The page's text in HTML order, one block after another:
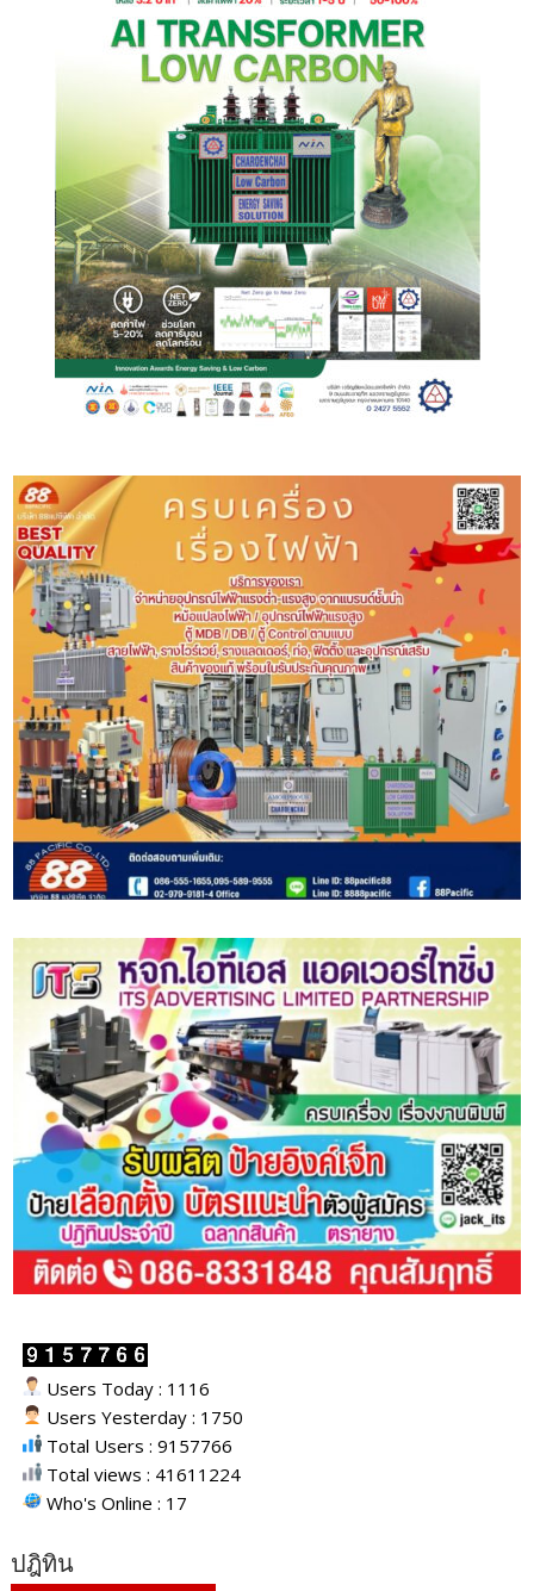
Users Today : 1116
Users Yesterday : 1750
Total Users : 9157766
Total views : 41611224
Who's Online : 17
ปฎิทิน